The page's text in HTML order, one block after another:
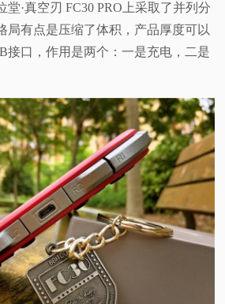
·真空刃 FC30 PRO上采取了并列分
局有点是压缩了体积，产品厚度可以
接口，作用是两个：一是充电，二是